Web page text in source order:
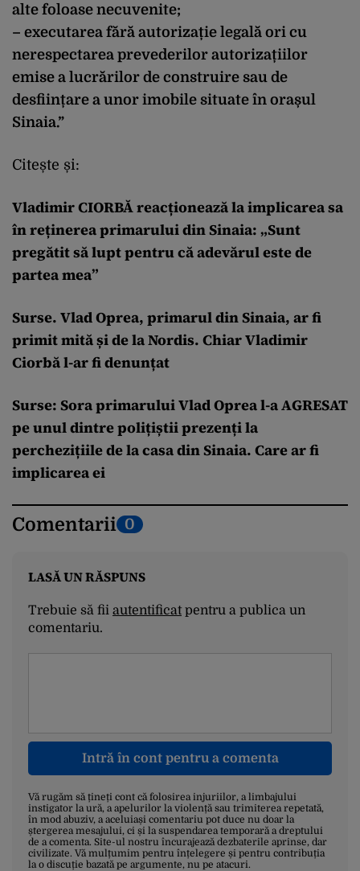
alte foloase necuvenite;
– executarea fără autorizație legală ori cu
nerespectarea prevederilor autorizațiilor
emise a lucrărilor de construire sau de
desființare a unor imobile situate în orașul
Sinaia.”
Citește și:
Vladimir CIORBĂ reacționează la implicarea sa
în reținerea primarului din Sinaia: „Sunt
pregătit să lupt pentru că adevărul este de
partea mea”
Surse. Vlad Oprea, primarul din Sinaia, ar fi
primit mită și de la Nordis. Chiar Vladimir
Ciorbă l-ar fi denunțat
Surse: Sora primarului Vlad Oprea l-a AGRESAT
pe unul dintre polițiștii prezenți la
perchezițiile de la casa din Sinaia. Care ar fi
implicarea ei
Comentarii 0
LASĂ UN RĂSPUNS
Trebuie să fii autentificatpentru a publica un
comentariu.
Intră în cont pentru a comenta
Vă rugăm să țineți cont că folosirea injuriilor, a limbajului
instigator la ură, a apelurilor la violență sau trimiterea repetată,
în mod abuziv, a aceluiași comentariu pot duce nu doar la
ștergerea mesajului, ci și la suspendarea temporară a dreptului
de a comenta. Site-ul nostru încurajează dezbaterile aprinse, dar
civilizate. Vă mulțumim pentru înțelegere și pentru contribuția
la o discuție bazată pe argumente, nu pe atacuri.